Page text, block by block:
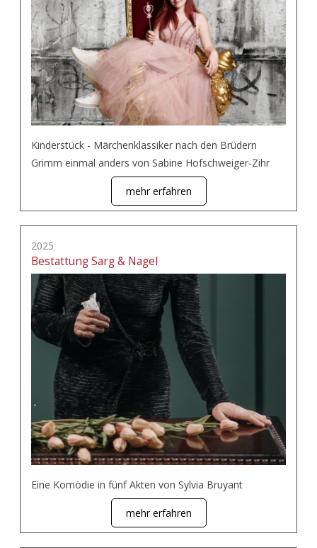
Kinderstück - Märchenklassiker nach den Brüdern
Grimm einmal anders von Sabine Hofschweiger-Zihr
mehr erfahren
2025
Bestattung Sarg & Nagel
Eine Komödie in fünf Akten von Sylvia Bruyant
mehr erfahren